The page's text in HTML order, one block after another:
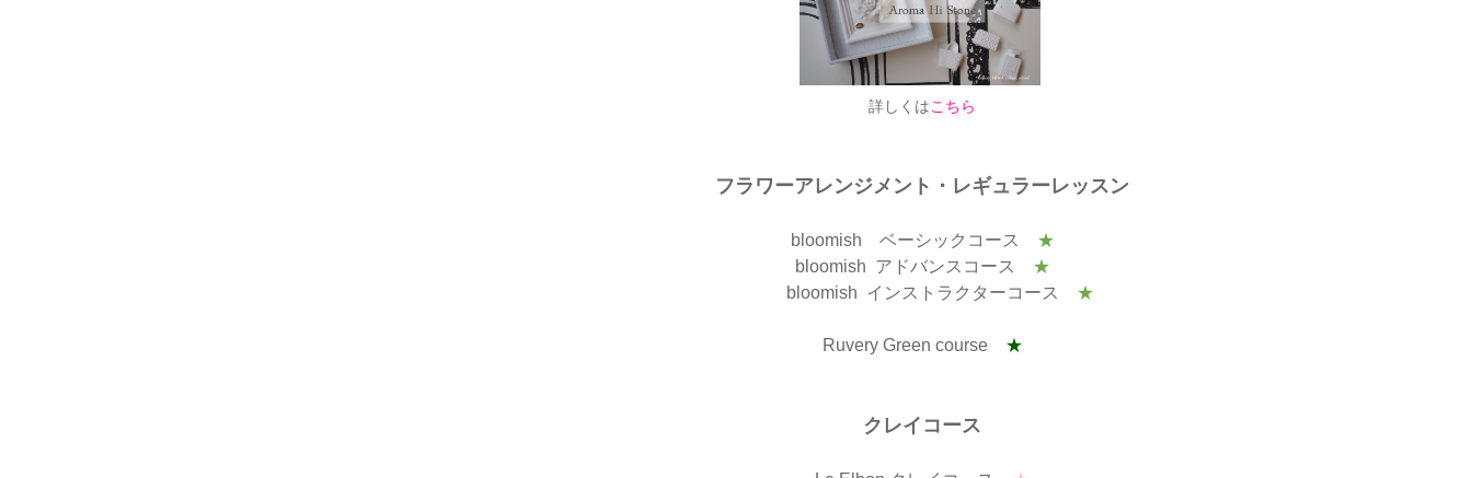
詳しくはこちら
フラワーアレンジメント・レギュラーレッスン
bloomish ベーシックコース ★
bloomish アドバンスコース ★
bloomish インストラクターコース ★
Ruvery Green course ★
クレイコース